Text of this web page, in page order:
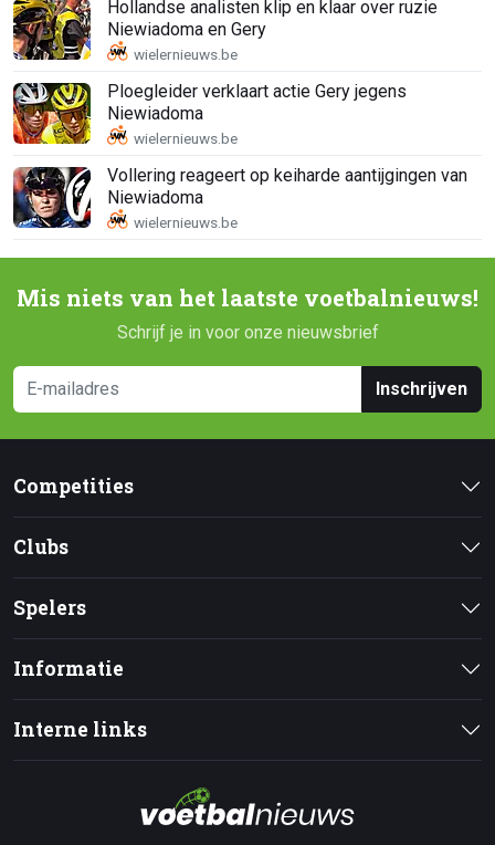
Hollandse analisten klip en klaar over ruzie
Niewiadoma en Gery
Ploegleider verklaart actie Gery jegens
Niewiadoma
Vollering reageert op keiharde aantijgingen van
Niewiadoma
Mis niets van het laatste voetbalnieuws!
Schrijf je in voor onze nieuwsbrief
Inschrijven
Competities
Clubs
Spelers
Informatie
Interne links